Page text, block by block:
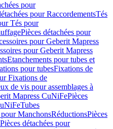
pour
pour RaccordementsTés
Tés pour
Pièces détachées pour
pour Geberit Mapress
pour Geberit Mapress
Etanchements pour tubes et
pour tubesFixations de
Fixations de
de vis pour assemblages à
Mapress CuNiFePièces
Tubes
pour ManchonsRéductionsPièces
Pièces détachées pour